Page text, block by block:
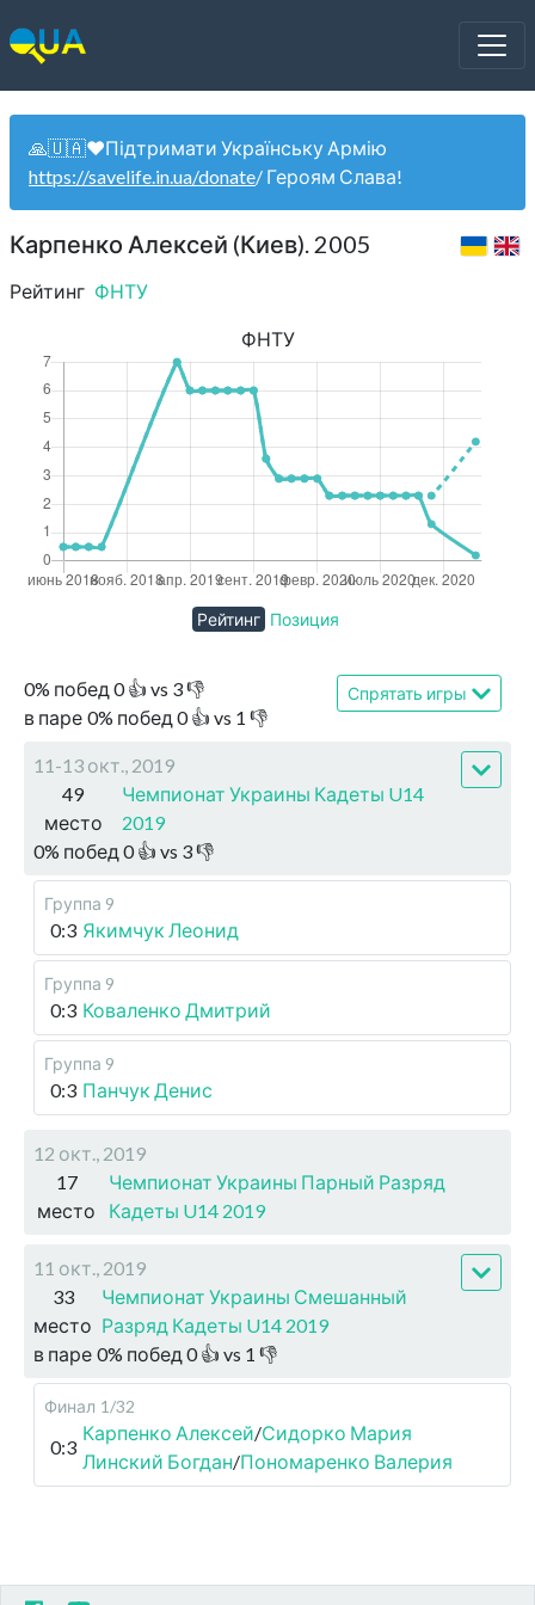
🙏🇺🇦❤️Підтримати Українську Армію
https://savelife.in.ua/donate/ Героям Слава!
Карпенко Алексей (Киев). 2005
Рейтинг ФНТУ
0% побед 0👍 vs 3👎
в паре 0% побед 0👍 vs 1 👎
Спрятать игры
11-13 окт., 2019
49
место
Чемпионат Украины Кадеты U14
2019
0% побед 0👍 vs 3👎
Группа 9
0:3 Якимчук Леонид
Группа 9
0:3 Коваленко Дмитрий
Группа 9
0:3 Панчук Денис
12 окт., 2019
17
место
Чемпионат Украины Парный Разряд
Кадеты U14 2019
11 окт., 2019
33
место
Чемпионат Украины Смешанный
Разряд Кадеты U14 2019
в паре 0% побед 0👍 vs 1 👎
Финал 1/32
0:3
Карпенко Алексей/Сидорко Мария
Линский Богдан/Пономаренко Валерия
ФНТУ
Рейтинг Позиция